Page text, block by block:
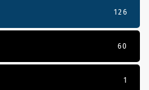
126
60
1